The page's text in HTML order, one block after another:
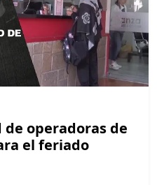
de operadoras de
el feriado